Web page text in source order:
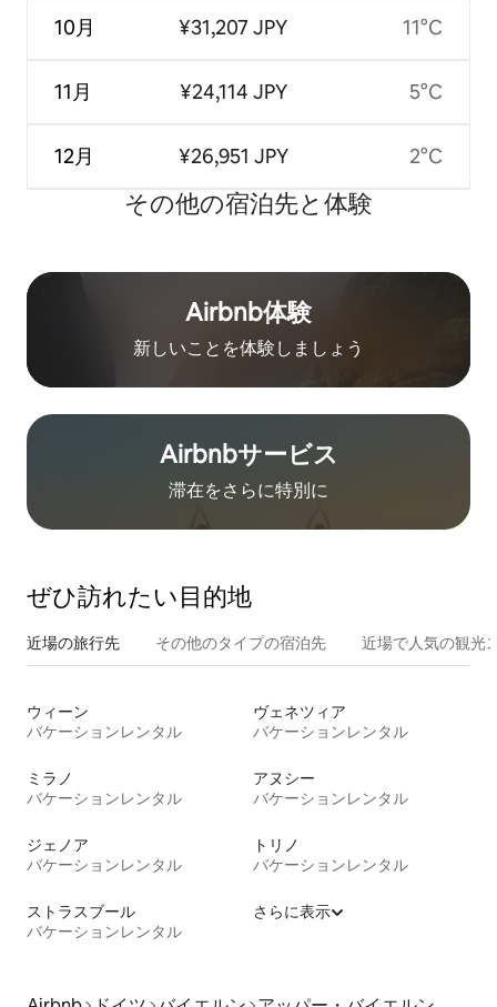
10月
11月
12月
¥31,207 JPY
¥24,114 JPY
¥26,951 JPY
11°C
5°C
2°C
その他の宿⁠泊⁠先と体⁠験
Airbnb体験
新しいことを体験しましょう
Airbnb⁠サ⁠ー⁠ビ⁠ス
滞在をさ⁠ら⁠に特⁠別⁠に
ぜひ訪⁠れ⁠た⁠い目⁠的⁠地
近場の旅行先 その他のタ⁠イ⁠プ⁠の宿⁠泊⁠先 近場で人気の観光
ウィーン
バケーションレンタル
ヴェネツィア
バケーションレンタル
ミラノ
バケーションレンタル
アヌシー
バケーションレンタル
ジェノア
バケーションレンタル
トリノ
バケーションレンタル
ストラスブール
バケーションレンタル
さらに表示